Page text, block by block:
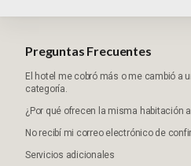
Preguntas Frecuentes
El hotel me cobró más o me cambió a
categoría.
¿Por qué ofrecen la misma habitación
No recibí mi correo electrónico de
Servicios adicionales